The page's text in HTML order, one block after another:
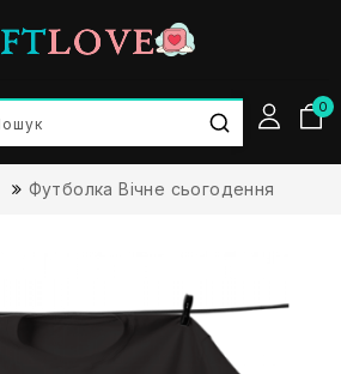
0
Футболка Вічне сьогодення